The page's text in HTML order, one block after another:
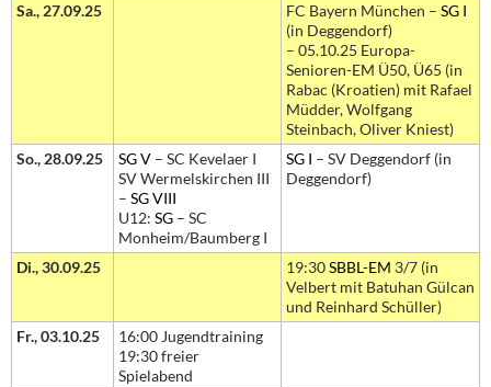
Sa., 27.09.25
FC Bayern München – SG I
(in Deggendorf)
– 05.10.25 Europa-
Senioren-EM Ü50, Ü65 (in
Rabac (Kroatien) mit Rafael
Müdder, Wolfgang
Steinbach, Oliver Kniest)
So., 28.09.25
SG V – SC Kevelaer I
SV Wermelskirchen III
– SG VIII
U12: SG – SC
Monheim/Baumberg I
SG I – SV Deggendorf (in
Deggendorf)
Di., 30.09.25 19:30SBBL-EM 3/7 (in
Velbert mit Batuhan Gülcan
und Reinhard Schüller)
Fr., 03.10.25
16:00 Jugendtraining
19:30 freier
Spielabend